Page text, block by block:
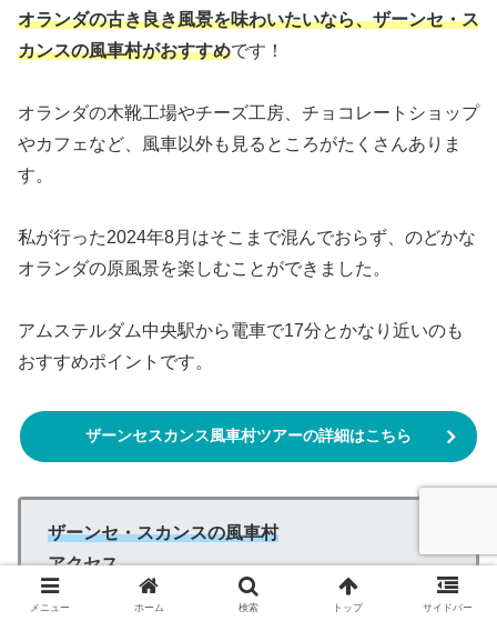
オランダの古き良き風景を味わいたいなら、ザーンセ・ス
カンスの風車村がおすすめです！
オランダの木靴工場やチーズ工房、チョコレートショップ
やカフェなど、風車以外も見るところがたくさんありま
す。
私が行った2024年8月はそこまで混んでおらず、のどかな
オランダの原風景を楽しむことができました。
アムステルダム中央駅から電車で17分とかなり近いのも
おすすめポイントです。
ザーンセスカンス風車村ツアーの詳細はこちら
ザーンセ・スカンスの風車村
アクセス
アムステルダム中央駅から電車で17分＋徒歩20分
メニュー ホーム 検索 トップ サイドバー